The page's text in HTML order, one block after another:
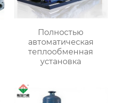
Полностью
автоматическая
теплообменная
установка